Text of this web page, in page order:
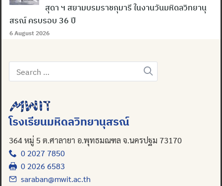
สุดา ฯ สยามบรมราชกุมารี ในงานวันมหิดลวิทยานุ
สรณ์ ครบรอบ 36 ปี
6 August 2026
Search
for:
โรงเรียนมหิดลวิทยานุสรณ์
364 หมู่ 5 ต.ศาลายา อ.พุทธมณฑล จ.นครปฐม 73170
0 2027 7850
0 2026 6583
saraban@mwit.ac.th